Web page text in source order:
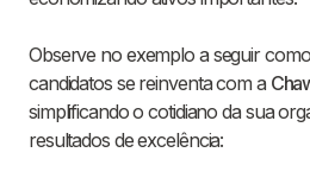
Observe no exemplo a seguir
candidatos se reinventa com a
simplificando o cotidiano da sua
resultados de excelência: